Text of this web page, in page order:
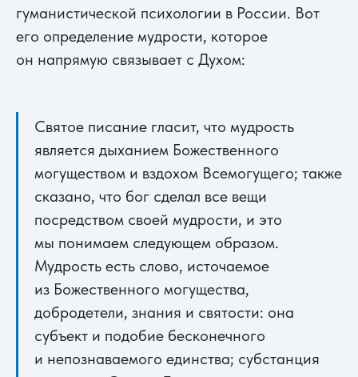
гуманистической психологии в России. Вот
его определение мудрости, которое
он напрямую связывает с Духом:
Святое писание гласит, что мудрость
является дыханием Божественного
могуществом и вздохом Всемогущего; также
сказано, что бог сделал все вещи
посредством своей мудрости, и это
мы понимаем следующем образом.
Мудрость есть слово, источаемое
из Божественного могущества,
добродетели, знания и святости: она
субъект и подобие бесконечного
и непознаваемого единства; субстанция